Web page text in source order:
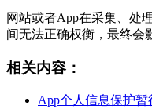
网站或者App在采集、处
间无法正确权衡，最终会
相关内容：
App个人信息保护